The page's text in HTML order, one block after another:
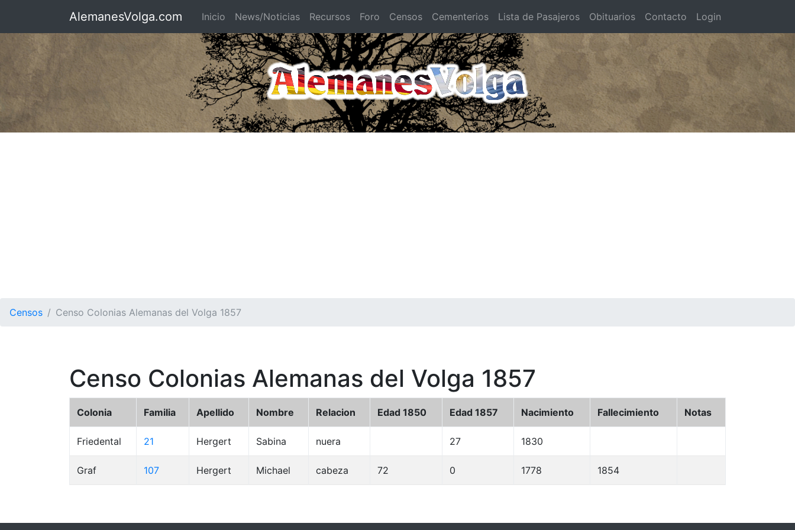
AlemanesVolga.com Inicio News/Noticias Recursos Foro Censos Cementerios Lista de Pasajeros Obituarios Contacto Login
Censos Censo Colonias Alemanas del Volga 1857
Censo Colonias Alemanas del Volga 1857
Colonia Familia Apellido Nombre Relacion Edad 1850 Edad 1857 Nacimiento Fallecimiento Notas
Friedental 21 Hergert Sabina nuera 27 1830
Graf 107 Hergert Michael cabeza 72 0 1778 1854